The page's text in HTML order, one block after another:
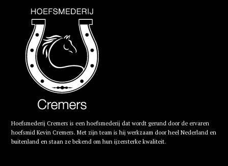
Hoefsmederij Cremers is een hoefsmederij dat wordt gerund door de ervaren
hoefsmid Kevin Cremers. Met zijn team is hij werkzaam door heel Nederland en
buitenland en staan ze bekend om hun ijzersterke kwaliteit.